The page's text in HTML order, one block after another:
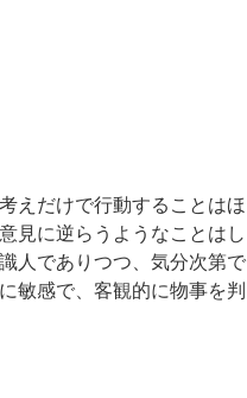
えだけで行動することはほ
見に逆らうようなことはし
人でありつつ、気分次第で
敏感で、客観的に物事を判